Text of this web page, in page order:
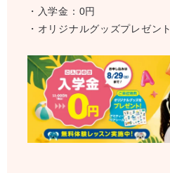
・入学金：0円
・オリジナルグッズプレゼント